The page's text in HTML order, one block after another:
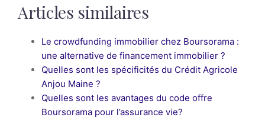
Articles similaires
Le crowdfunding immobilier chez Boursorama :
une alternative de financement immobilier ?
Quelles sont les spécificités du Crédit Agricole
Anjou Maine ?
Quelles sont les avantages du code offre
Boursorama pour l’assurance vie?